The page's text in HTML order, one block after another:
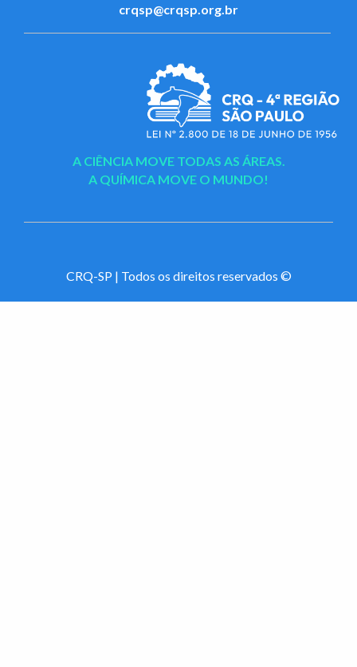
crqsp@crqsp.org.br
A CIÊNCIA MOVE TODAS AS ÁREAS.
A QUÍMICA MOVE O MUNDO!
CRQ-SP | Todos os direitos reservados ©